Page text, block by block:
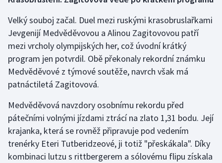
Velký souboj začal. Duel mezi ruskými krasobruslařkami
Jevgenijí Medvěděvovou a Alinou Zagitovovou patří
mezi vrcholy olympijských her, což úvodní krátký
program jen potvrdil. Obě překonaly rekordní známku
Medvěděvové z týmové soutěže, navrch však má
patnáctiletá Zagitovová.
Medvěděvová navzdory osobnímu rekordu před
pátečními volnými jízdami ztrácí na zlato 1,31 bodu. Její
krajanka, která se rovněž připravuje pod vedením
trenérky Eteri Tutberidzeové, ji totiž "přeskákala". Díky
kombinaci lutzu s rittbergerem a sólovému flipu získala